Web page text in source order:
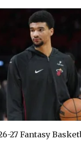
27 Fantasy